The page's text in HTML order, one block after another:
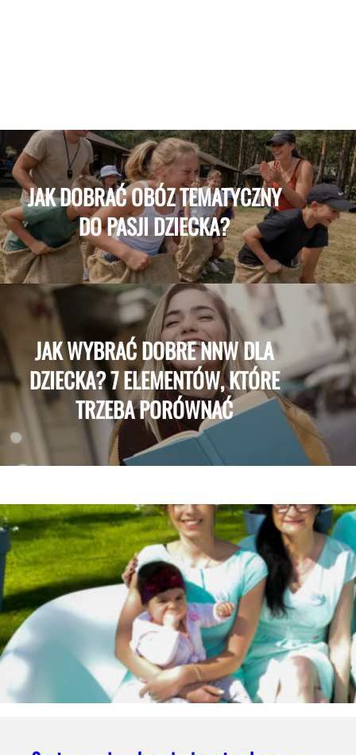
JAK DOBRAĆ OBÓZ TEMATYCZNY
DO PASJI DZIECKA?
JAK WYBRAĆ DOBRE NNW DLA
DZIECKA? 7 ELEMENTÓW, KTÓRE
TRZEBA PORÓWNAĆ